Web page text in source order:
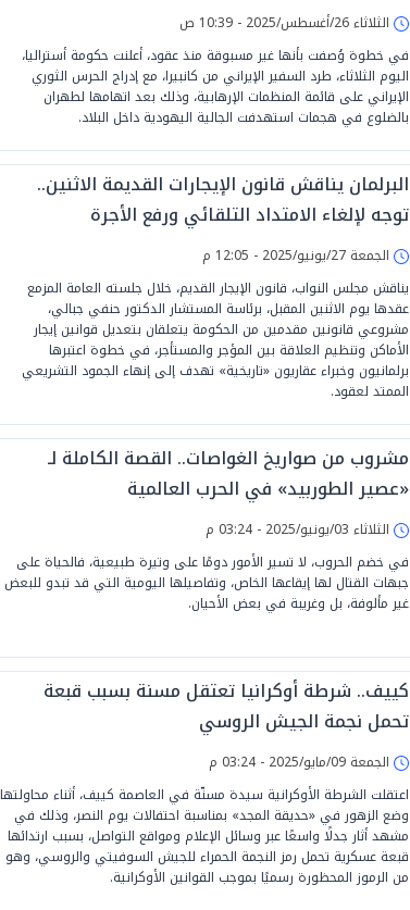
الثلاثاء 26/أغسطس/2025 - 10:39 ص
في خطوة وُصفت بأنها غير مسبوقة منذ عقود، أعلنت حكومة أستراليا،
اليوم الثلاثاء، طرد السفير الإيراني من كانبيرا، مع إدراج الحرس الثوري
الإيراني على قائمة المنظمات الإرهابية، وذلك بعد اتهامها لطهران
بالضلوع في هجمات استهدفت الجالية اليهودية داخل البلاد.
البرلمان يناقش قانون الإيجارات القديمة الاثنين..
توجه لإلغاء الامتداد التلقائي ورفع الأجرة
الجمعة 27/يونيو/2025 - 12:05 م
يناقش مجلس النواب، قانون الإيجار القديم، خلال جلسته العامة المزمع
عقدها يوم الاثنين المقبل، برئاسة المستشار الدكتور حنفي جبالي،
مشروعي قانونين مقدمين من الحكومة يتعلقان بتعديل قوانين إيجار
الأماكن وتنظيم العلاقة بين المؤجر والمستأجر، في خطوة اعتبرها
برلمانيون وخبراء عقاريون «تاريخية» تهدف إلى إنهاء الجمود التشريعي
الممتد لعقود.
مشروب من صواريخ الغواصات.. القصة الكاملة لـ
«عصير الطوربيد» في الحرب العالمية
الثلاثاء 03/يونيو/2025 - 03:24 م
في خضم الحروب، لا تسير الأمور دومًا على وتيرة طبيعية، فالحياة على
جبهات القتال لها إيقاعها الخاص، وتفاصيلها اليومية التي قد تبدو للبعض
غير مألوفة، بل وغريبة في بعض الأحيان.
كييف.. شرطة أوكرانيا تعتقل مسنة بسبب قبعة
تحمل نجمة الجيش الروسي
الجمعة 09/مايو/2025 - 03:24 م
اعتقلت الشرطة الأوكرانية سيدة مسنّة في العاصمة كييف، أثناء محاولتها
وضع الزهور في «حديقة المجد» بمناسبة احتفالات يوم النصر، وذلك في
مشهد أثار جدلًا واسعًا عبر وسائل الإعلام ومواقع التواصل، بسبب ارتدائها
قبعة عسكرية تحمل رمز النجمة الحمراء للجيش السوفيتي والروسي، وهو
من الرموز المحظورة رسميًا بموجب القوانين الأوكرانية.